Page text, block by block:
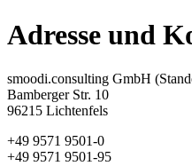
Adresse und
smoodi.consulting GmbH
Bamberger Str. 10
96215 Lichtenfels
+49 9571 9501-0
+49 9571 9501-95